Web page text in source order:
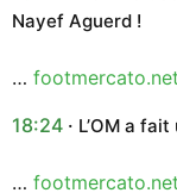
Nayef Aguerd !
… footmercato.net
18:24
L’OM a
… footmercato.net